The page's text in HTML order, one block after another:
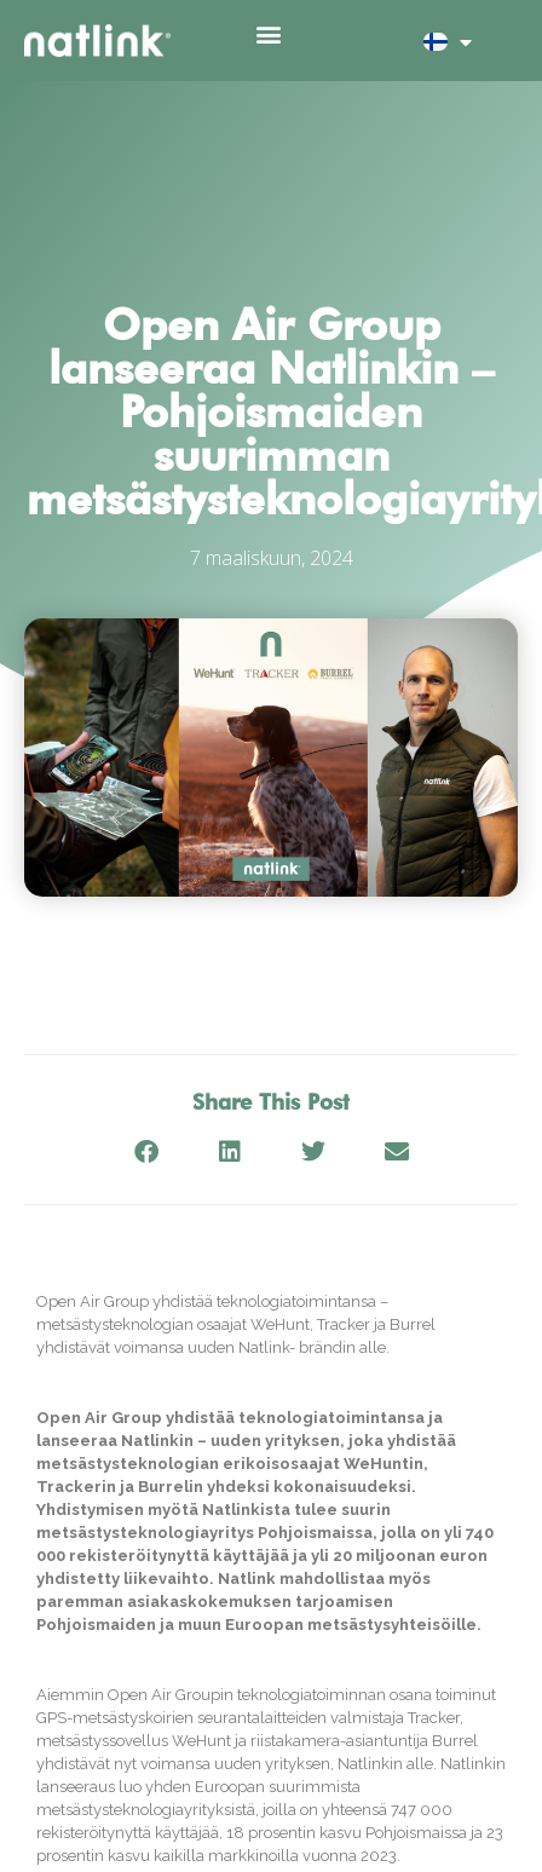
Open Air Group
lanseeraa Natlinkin –
Pohjoismaiden
suurimman
7 maaliskuun, 2024
Share This Post
Open Air Group yhdistää teknologiatoimintansa –
metsästysteknologian osaajat WeHunt, Tracker ja Burrel
yhdistävät voimansa uuden Natlink- brändin alle.
Open Air Group yhdistää teknologiatoimintansa ja
lanseeraa Natlinkin – uuden yrityksen, joka yhdistää
metsästysteknologian erikoisosaajat WeHuntin,
Trackerin ja Burrelin yhdeksi kokonaisuudeksi.
Yhdistymisen myötä Natlinkista tulee suurin
metsästysteknologiayritys Pohjoismaissa, jolla on yli 740
000 rekisteröitynyttä käyttäjää ja yli 20 miljoonan euron
yhdistetty liikevaihto. Natlink mahdollistaa myös
paremman asiakaskokemuksen tarjoamisen
Pohjoismaiden ja muun Euroopan metsästysyhteisöille.
Aiemmin Open Air Groupin teknologiatoiminnan osana toiminut
GPS-metsästyskoirien seurantalaitteiden valmistaja Tracker,
metsästyssovellus WeHunt ja riistakamera-asiantuntija Burrel
yhdistävät nyt voimansa uuden yrityksen, Natlinkin alle. Natlinkin
lanseeraus luo yhden Euroopan suurimmista
metsästysteknologiayrityksistä, joilla on yhteensä 747 000
rekisteröitynyttä käyttäjää, 18 prosentin kasvu Pohjoismaissa ja 23
prosentin kasvu kaikilla markkinoilla vuonna 2023.